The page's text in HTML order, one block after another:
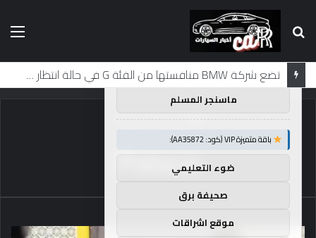
بحث
عن
لماذا تم منع النساء من المشاركة في لومان لعقود من الزمن؟
الرئيسية/
Palace
Palace
توصيات :
باقة متميزة VIP (كود: AA26790):
ماسنجر المسلم
باقة متميزة VIP (كود: AA35872):
ضوء التعليمي
صحيفة برق
موقع اشراقات